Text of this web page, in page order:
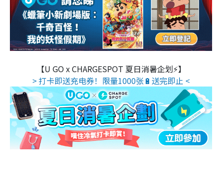
【U GO x CHARGESPOT 夏日消暑企划⚡】
> 打卡即送充电券！限量1000张🔋送完即止 <